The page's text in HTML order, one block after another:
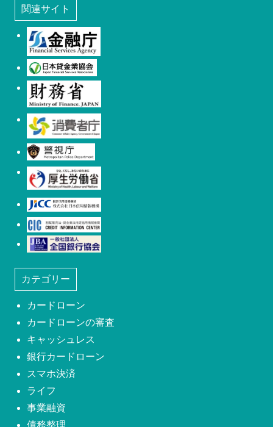
関連サイト
カテゴリー
カードローン
カードローンの審査
キャッシュレス
銀行カードローン
スマホ決済
ライフ
事業融資